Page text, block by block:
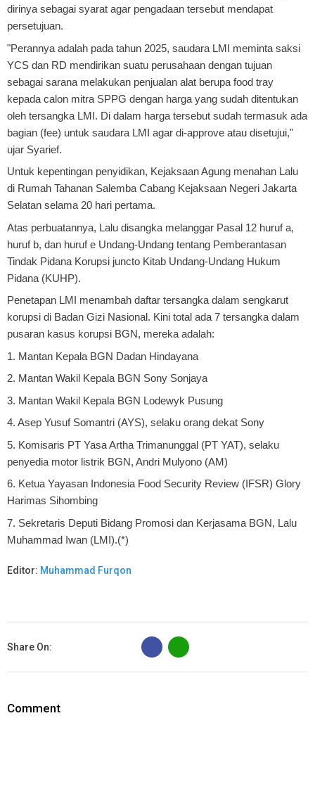
dirinya sebagai syarat agar pengadaan tersebut mendapat
persetujuan.
"Perannya adalah pada tahun 2025, saudara LMI meminta saksi
YCS dan RD mendirikan suatu perusahaan dengan tujuan
sebagai sarana melakukan penjualan alat berupa food tray
kepada calon mitra SPPG dengan harga yang sudah ditentukan
oleh tersangka LMI. Di dalam harga tersebut sudah termasuk ada
bagian (fee) untuk saudara LMI agar di-approve atau disetujui,"
ujar Syarief.
Untuk kepentingan penyidikan, Kejaksaan Agung menahan Lalu
di Rumah Tahanan Salemba Cabang Kejaksaan Negeri Jakarta
Selatan selama 20 hari pertama.
Atas perbuatannya, Lalu disangka melanggar Pasal 12 huruf a,
huruf b, dan huruf e Undang-Undang tentang Pemberantasan
Tindak Pidana Korupsi juncto Kitab Undang-Undang Hukum
Pidana (KUHP).
Penetapan LMI menambah daftar tersangka dalam sengkarut
korupsi di Badan Gizi Nasional. Kini total ada 7 tersangka dalam
pusaran kasus korupsi BGN, mereka adalah:
1. Mantan Kepala BGN Dadan Hindayana
2. Mantan Wakil Kepala BGN Sony Sonjaya
3. Mantan Wakil Kepala BGN Lodewyk Pusung
4. Asep Yusuf Somantri (AYS), selaku orang dekat Sony
5. Komisaris PT Yasa Artha Trimanunggal (PT YAT), selaku
penyedia motor listrik BGN, Andri Mulyono (AM)
6. Ketua Yayasan Indonesia Food Security Review (IFSR) Glory
Harimas Sihombing
7. Sekretaris Deputi Bidang Promosi dan Kerjasama BGN, Lalu
Muhammad Iwan (LMI).(*)
Editor: Muhammad Furqon
Share On:
B
Comment